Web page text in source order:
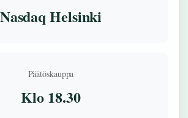
Nasdaq Helsinki
Päätöskauppa
Klo 18.30